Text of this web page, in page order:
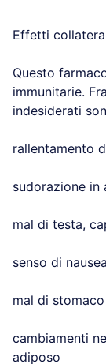
Effetti
Questo
immunitarie.
indesiderati
rallentamento
sudorazione in
mal di testa,
senso di nausea
mal di
cambiamenti
adiposo